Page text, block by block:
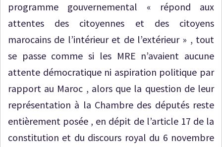
programme gouvernemental « répond aux
attentes des citoyennes et des citoyens
marocains de l’intérieur et de l’extérieur » , tout
se passe comme si les MRE n’avaient aucune
attente démocratique ni aspiration politique par
rapport au Maroc , alors que la question de leur
représentation à la Chambre des députés reste
entièrement posée , en dépit de l’article 17 de la
constitution et du discours royal du 6 novembre